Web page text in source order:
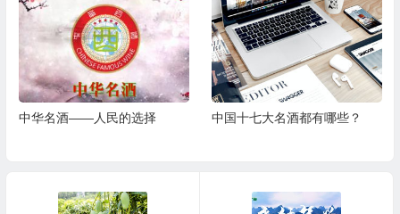
中华名酒——人民的选择 中国十七大名酒都有哪些？